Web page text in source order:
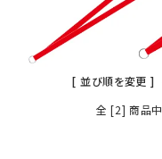
IDカード印刷関連
[ 並び順を変更 ]
全 [2] 商品